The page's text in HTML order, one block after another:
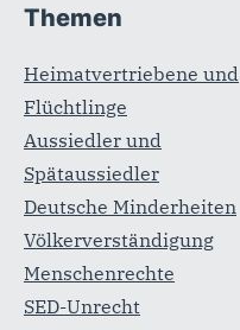
Fußbereich
Themen
Heimatvertriebene und
Flüchtlinge
Aussiedler und
Spätaussiedler
Deutsche Minderheiten
Völkerverständigung
Menschenrechte
SED-Unrecht